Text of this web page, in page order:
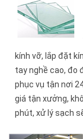
kính vỡ, lắp đặt
tay nghề cao, đo
phục vụ tận nơi
giá tận xưởng,
phút, xử lý sạch